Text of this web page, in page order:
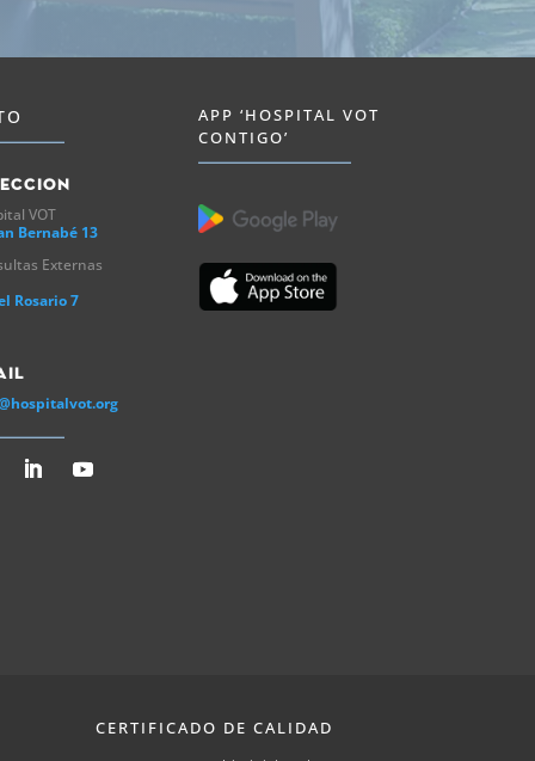
VOT
Bernabé 13
Externas
Rosario 7
APP ‘HOSPITAL VOT
CONTIGO’
CERTIFICADO DE CALIDAD